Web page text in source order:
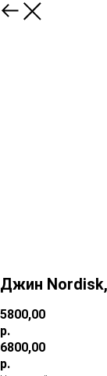
Джин
5800,00
р.
6800,00
р.